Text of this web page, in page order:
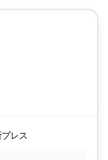
レス